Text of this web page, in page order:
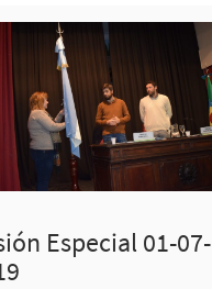
Especial 01-07-